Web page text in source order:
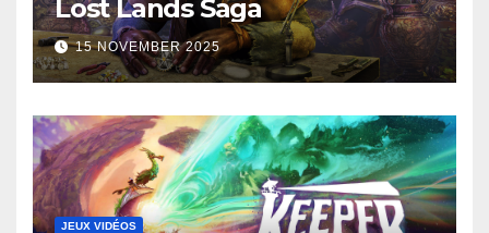
Lost Lands Saga
15 NOVEMBER 2025
JEUX VIDÉOS